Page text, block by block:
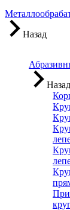
Назад
Назад